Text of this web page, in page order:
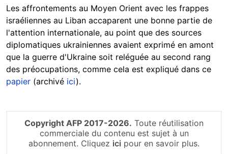
Les affrontements au Moyen Orient avec les frappes
israéliennes au Liban accaparent une bonne partie de
l'attention internationale, au point que des sources
diplomatiques ukrainiennes avaient exprimé en amont
que la guerre d'Ukraine soit reléguée au second rang
des préocupations, comme cela est expliqué dans ce
papier (archivé ici).
Copyright AFP 2017-2026. Toute réutilisation
commerciale du contenu est sujet à un
abonnement. Cliquez ici pour en savoir plus.